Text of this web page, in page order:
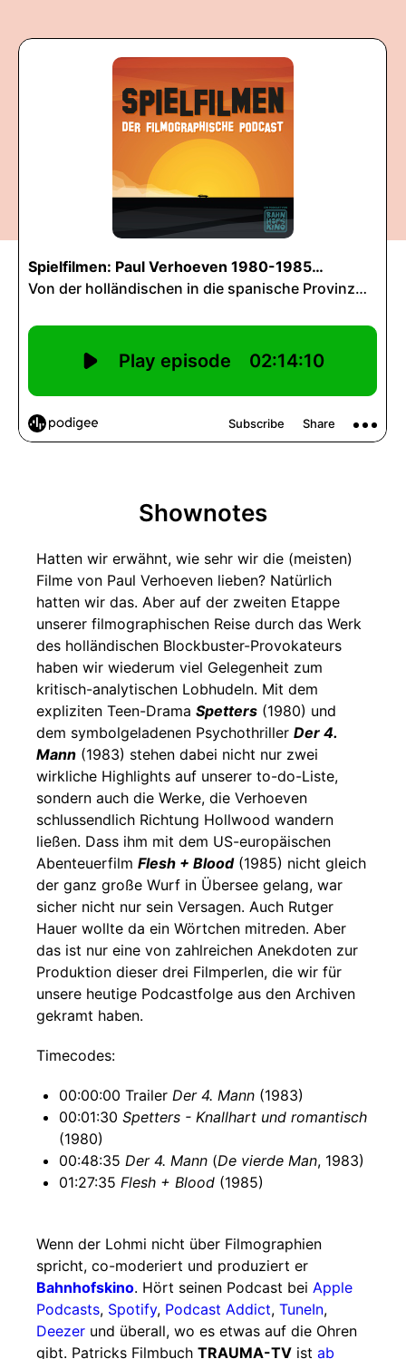
Shownotes
Hatten wir erwähnt, wie sehr wir die (meisten)
Filme von Paul Verhoeven lieben? Natürlich
hatten wir das. Aber auf der zweiten Etappe
unserer filmographischen Reise durch das Werk
des holländischen Blockbuster-Provokateurs
haben wir wiederum viel Gelegenheit zum
kritisch-analytischen Lobhudeln. Mit dem
expliziten Teen-Drama Spetters (1980) und
dem symbolgeladenen Psychothriller Der 4.
Mann (1983) stehen dabei nicht nur zwei
wirkliche Highlights auf unserer to-do-Liste,
sondern auch die Werke, die Verhoeven
schlussendlich Richtung Hollwood wandern
ließen. Dass ihm mit dem US-europäischen
Abenteuerfilm Flesh + Blood(1985) nicht gleich
der ganz große Wurf in Übersee gelang, war
sicher nicht nur sein Versagen. Auch Rutger
Hauer wollte da ein Wörtchen mitreden. Aber
das ist nur eine von zahlreichen Anekdoten zur
Produktion dieser drei Filmperlen, die wir für
unsere heutige Podcastfolge aus den Archiven
gekramt haben.
Timecodes:
00:00:00 Trailer Der 4. Mann (1983)
00:01:30 Spetters - Knallhart und romantisch
(1980)
00:48:35 Der 4. Mann (De vierde Man, 1983)
01:27:35 Flesh + Blood (1985)
Wenn der Lohmi nicht über Filmographien
spricht, co-moderiert und produziert er
Bahnhofskino. Hört seinen Podcast bei Apple
Podcasts, Spotify, Podcast Addict, TuneIn,
Deezer und überall, wo es etwas auf die Ohren
gibt. Patricks Filmbuch TRAUMA-TV ist ab